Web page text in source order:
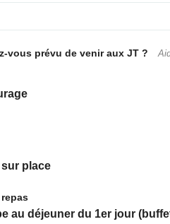
vous prévu de venir aux JT ?
place
au déjeuner du 1er jour